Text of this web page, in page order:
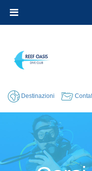
Destinazioni